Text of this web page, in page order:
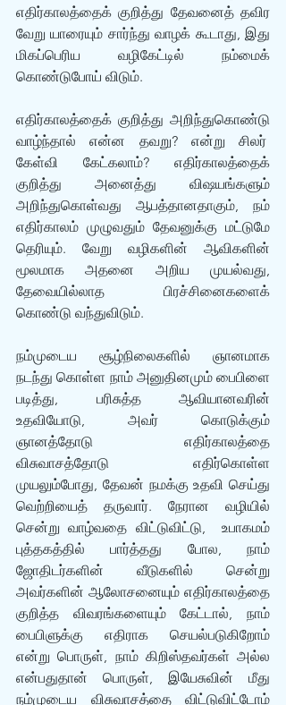
எதிர்காலத்தைக் குறித்து தேவனைத் தவிர
வேறு யாரையும் சார்ந்து வாழக் கூடாது, இது
மிகப்பெரிய வழிகேட்டில் நம்மைக்
கொண்டுபோய் விடும்.
எதிர்காலத்தைக் குறித்து அறிந்துகொண்டு
வாழ்ந்தால் என்ன தவறு? என்று சிலர்
கேள்வி கேட்கலாம்? எதிர்காலத்தைக்
குறித்து அனைத்து விஷயங்களும்
அறிந்துகொள்வது ஆபத்தானதாகும், நம்
எதிர்காலம் முழுவதும் தேவனுக்கு மட்டுமே
தெரியும். வேறு வழிகளின் ஆவிகளின்
மூலமாக அதனை அறிய முயல்வது,
தேவையில்லாத பிரச்சினைகளைக்
கொண்டு வந்துவிடும்.
நம்முடைய சூழ்நிலைகளில் ஞானமாக
நடந்து கொள்ள நாம் அனுதினமும் பைபிளை
படித்து, பரிசுத்த ஆவியானவரின்
உதவியோடு, அவர் கொடுக்கும்
ஞானத்தோடு எதிர்காலத்தை
விசுவாசத்தோடு எதிர்கொள்ள
முயலும்போது, தேவன் நமக்கு உதவி செய்து
வெற்றியைத் தருவார். நேரான வழியில்
சென்று வாழ்வதை விட்டுவிட்டு,  உபாகமம்
புத்தகத்தில் பார்த்தது போல, நாம்
ஜோதிடர்களின் வீடுகளில் சென்று
அவர்களின் ஆலோசனையும் எதிர்காலத்தை
குறித்த விவரங்களையும் கேட்டால், நாம்
பைபிளுக்கு எதிராக செயல்படுகிறோம்
என்று பொருள், நாம் கிறிஸ்தவர்கள் அல்ல
என்பதுதான் பொருள், இயேசுவின் மீது
நம்முடைய விசுவாசத்தை விட்டுவிட்டோம்